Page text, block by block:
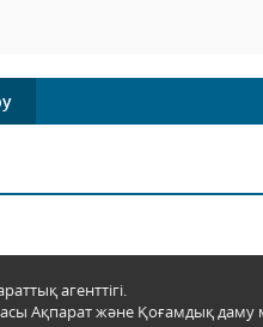
агенттігі.
Ақпарат және Қоғамдық даму